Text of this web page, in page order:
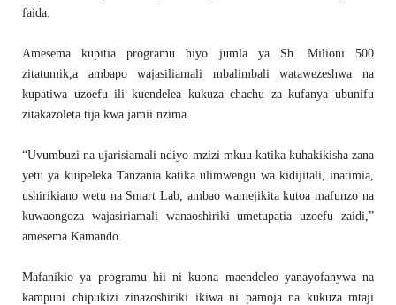
faida.
Amesema kupitia programu hiyo jumla ya Sh. Milioni 500
zitatumik,a ambapo wajasiliamali mbalimbali watawezeshwa na
kupatiwa uzoefu ili kuendelea kukuza chachu za kufanya ubunifu
zitakazoleta tija kwa jamii nzima.
“Uvumbuzi na ujarisiamali ndiyo mzizi mkuu katika kuhakikisha zana
yetu ya kuipeleka Tanzania katika ulimwengu wa kidijitali, inatimia,
ushirikiano wetu na Smart Lab, ambao wamejikita kutoa mafunzo na
kuwaongoza wajasiriamali wanaoshiriki umetupatia uzoefu zaidi,”
amesema Kamando.
Mafanikio ya programu hii ni kuona maendeleo yanayofanywa na
kampuni chipukizi zinazoshiriki ikiwa ni pamoja na kukuza mtaji